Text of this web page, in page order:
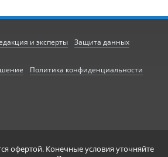
и эксперты Защита данных
Политика конфиденциальности
офертой. Конечные условия уточняйте